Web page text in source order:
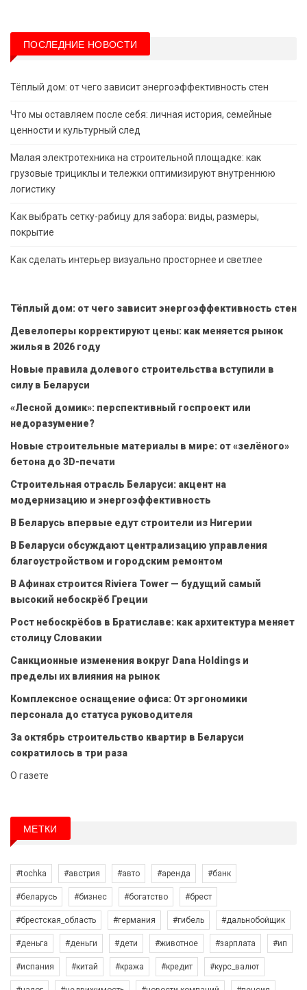
ПОСЛЕДНИЕ НОВОСТИ
Тёплый дом: от чего зависит энергоэффективность стен
Что мы оставляем после себя: личная история, семейные
ценности и культурный след
Малая электротехника на строительной площадке: как
грузовые трициклы и тележки оптимизируют внутреннюю
логистику
Как выбрать сетку-рабицу для забора: виды, размеры,
покрытие
Как сделать интерьер визуально просторнее и светлее
Тёплый дом: от чего зависит энергоэффективность стен
Девелоперы корректируют цены: как меняется рынок
жилья в 2026 году
Новые правила долевого строительства вступили в
силу в Беларуси
«Лесной домик»: перспективный госпроект или
недоразумение?
Новые строительные материалы в мире: от «зелёного»
бетона до 3D-печати
Строительная отрасль Беларуси: акцент на
модернизацию и энергоэффективность
В Беларусь впервые едут строители из Нигерии
В Беларуси обсуждают централизацию управления
благоустройством и городским ремонтом
В Афинах строится Riviera Tower — будущий самый
высокий небоскрёб Греции
Рост небоскрёбов в Братиславе: как архитектура меняет
столицу Словакии
Санкционные изменения вокруг Dana Holdings и
пределы их влияния на рынок
Комплексное оснащение офиса: От эргономики
персонала до статуса руководителя
За октябрь строительство квартир в Беларуси
сократилось в три раза
О газете
МЕТКИ
#tochka #австрия #авто #аренда #банк
#беларусь #бизнес #богатство #брест
#брестская_область #германия #гибель #дальнобойщик
#деньга #деньги #дети #животное #зарплата #ип
#испания #китай #кража #кредит #курс_валют